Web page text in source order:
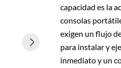
capacidad es la
consolas
exigen un flujo
para instalar y
inmediato y un